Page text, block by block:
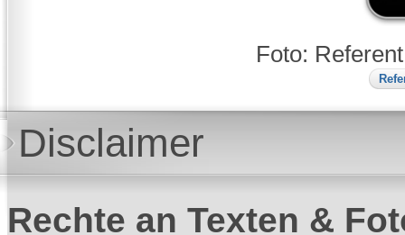
Foto:
Disclaimer
Rechte an Texten &